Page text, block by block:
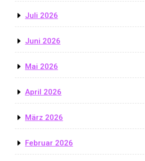
Juli 2026
Juni 2026
Mai 2026
April 2026
März 2026
Februar 2026